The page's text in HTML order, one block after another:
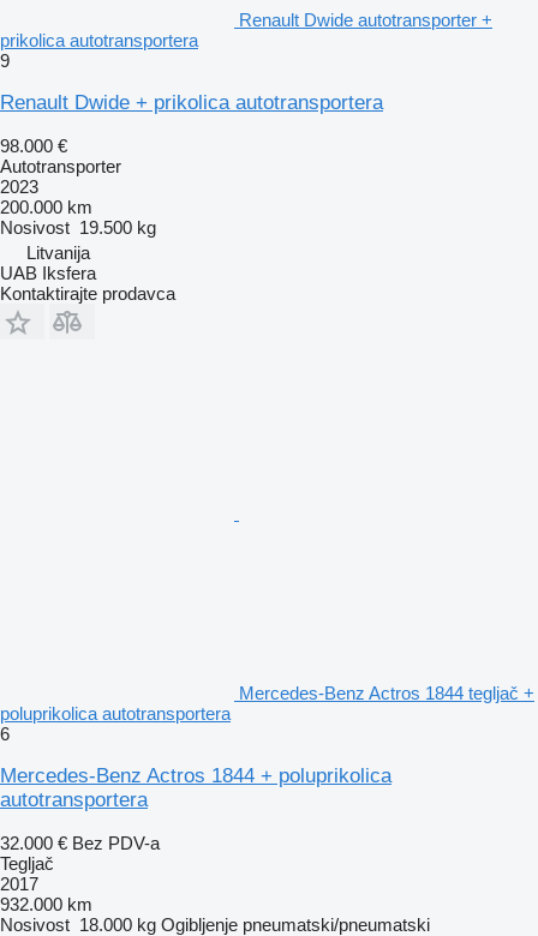
Renault Dwide autotransporter +
prikolica autotransportera
9
Renault Dwide + prikolica autotransportera
98.000 €
Autotransporter
2023
200.000 km
Nosivost 19.500 kg
Litvanija
UAB Iksfera
Kontaktirajte prodavca
Mercedes-Benz Actros 1844 tegljač +
poluprikolica autotransportera
6
Mercedes-Benz Actros 1844 + poluprikolica
autotransportera
32.000 € Bez PDV-a
Tegljač
2017
932.000 km
Nosivost 18.000 kg Ogibljenje pneumatski/pneumatski